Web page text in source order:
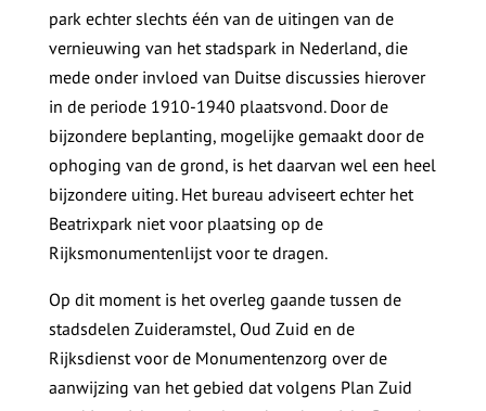
park echter slechts één van de uitingen van de
vernieuwing van het stadspark in Nederland, die
mede onder invloed van Duitse discussies hierover
in de periode 1910-1940 plaatsvond. Door de
bijzondere beplanting, mogelijke gemaakt door de
ophoging van de grond, is het daarvan wel een heel
bijzondere uiting. Het bureau adviseert echter het
Beatrixpark niet voor plaatsing op de
Rijksmonumentenlijst voor te dragen.
Op dit moment is het overleg gaande tussen de
stadsdelen Zuideramstel, Oud Zuid en de
Rijksdienst voor de Monumentenzorg over de
aanwijzing van het gebied dat volgens Plan Zuid